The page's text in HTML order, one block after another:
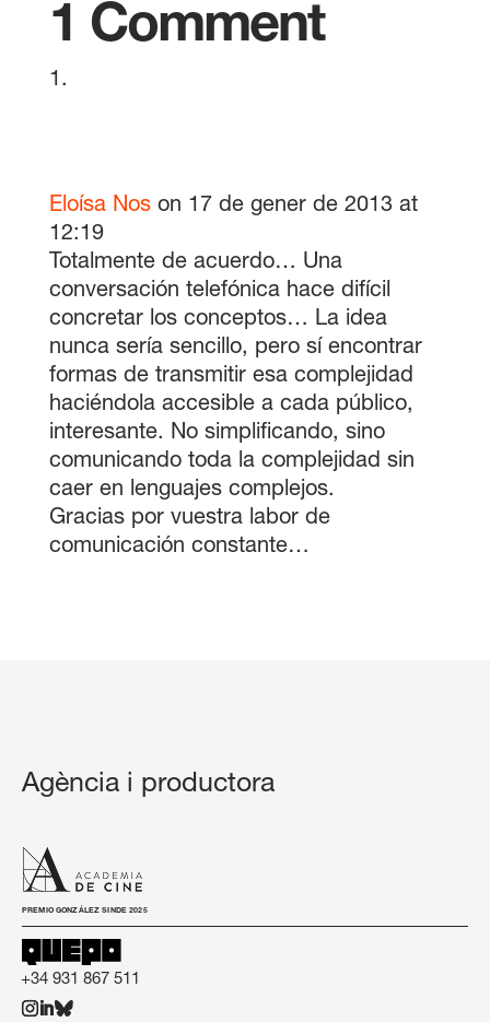
1 Comment
Eloísa Nos on 17 de gener de 2013 at
12:19
Totalmente de acuerdo… Una
conversación telefónica hace difícil
concretar los conceptos… La idea
nunca sería sencillo, pero sí encontrar
formas de transmitir esa complejidad
haciéndola accesible a cada público,
interesante. No simplificando, sino
comunicando toda la complejidad sin
caer en lenguajes complejos.
Gracias por vuestra labor de
comunicación constante…
Agència i productora
PREMIO GONZÁLEZ SINDE 2025
+34 931 867 511